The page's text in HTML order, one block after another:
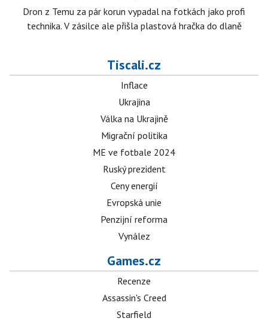
Dron z Temu za pár korun vypadal na fotkách jako profi
technika. V zásilce ale přišla plastová hračka do dlaně
Tiscali.cz
Inflace
Ukrajina
Válka na Ukrajině
Migrační politika
ME ve fotbale 2024
Ruský prezident
Ceny energií
Evropská unie
Penzijní reforma
Vynález
Games.cz
Recenze
Assassin's Creed
Starfield